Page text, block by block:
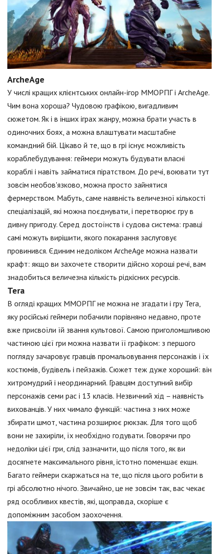
ArcheAge
У числі кращих клієнтських онлайн-ігор ММОРПГ і ArcheAge.
Чим вона хороша? Чудовою графікою, вигадливим
сюжетом. Як і в інших іграх жанру, можна брати участь в
одиночних боях, а можна влаштувати масштабне
командний бій. Цікаво й те, що в грі існує можливість
кораблебудування: геймери можуть будувати власні
кораблі і навіть займатися піратством. До речі, воювати тут
зовсім необов'язково, можна просто зайнятися
фермерством. Мабуть, саме наявність величезної кількості
спеціалізацій, які можна поєднувати, і перетворює гру в
дивну пригоду. Серед достоїнств і судова система: гравці
самі можуть вирішити, якого покарання заслуговує
провинився. Єдиним недоліком ArcheAge можна назвати
крафт: якщо ви захочете створити дійсно хороші речі, вам
знадобиться величезна кількість рідкісних ресурсів.
Tera
В огляді кращих ММОРПГ не можна не згадати і гру Tera,
яку російські геймери побачили порівняно недавно, проте
вже присвоїли їй звання культової. Самою приголомшливою
частиною цієї гри можна назвати її графіком: з першого
погляду зачаровує гравців промальовування персонажів і їх
костюмів, будівель і пейзажів. Сюжет теж дуже хороший: він
хитромудрий і неординарний. Гравцям доступний вибір
персонажів семи рас і 13 класів. Незвичний хід – наявність
вихованців. У них чимало функцій: частина з них може
збирати шмот, частина розширює рюкзак. Для того щоб
вони не захиріли, їх необхідно годувати. Говорячи про
недоліки цієї гри, слід зазначити, що після того, як ви
досягнете максимального рівня, істотно поменшає екшн.
Багато геймери скаржаться на те, що після цього робити в
грі абсолютно нічого. Звичайно, це не зовсім так, вас чекає
ряд особливих квестів, які, щоправда, скоріше є
допоміжним засобом заохочення.